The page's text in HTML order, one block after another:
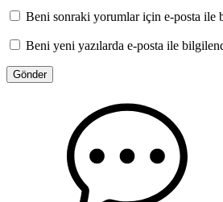
Beni sonraki yorumlar için e-posta ile
Beni yeni yazılarda e-posta ile